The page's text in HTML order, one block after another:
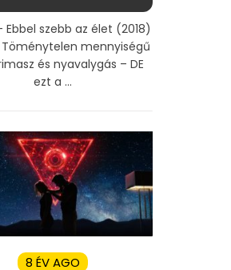
Ebbel szebb az élet (2018)
Töménytelen mennyiségű
és nyavalygás – DE
ezt a ...
8 ÉV AGO